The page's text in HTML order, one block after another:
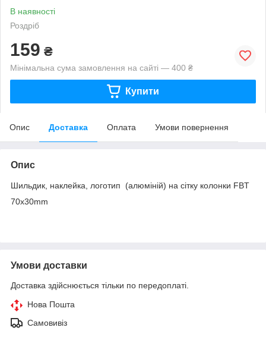
В наявності
Роздріб
159 ₴
Мінімальна сума замовлення на сайті — 400 ₴
Купити
Опис Доставка Оплата Умови повернення
Опис
Шильдик, наклейка, логотип (алюміній) на сітку колонки FBT
70x30mm
Умови доставки
Доставка здійснюється тільки по передоплаті.
Нова Пошта
Самовивіз